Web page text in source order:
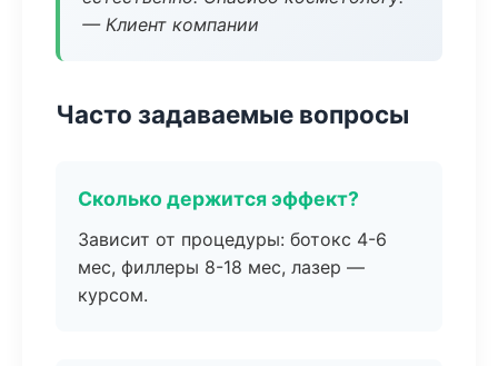
— Клиент компании
Часто задаваемые вопросы
Сколько держится эффект?
Зависит от процедуры: ботокс 4-6
мес, филлеры 8-18 мес, лазер —
курсом.